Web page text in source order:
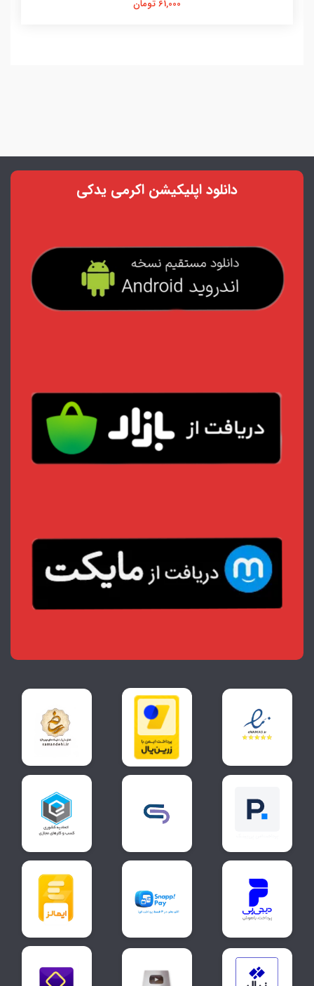
61,000 تومان
دانلود اپلیکیشن اکرمی یدکی